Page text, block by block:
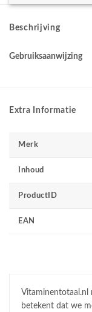
Beschrijving
Gebruiksaanwijzing
Extra Informatie
Merk
Inhoud
ProductID
EAN
Vitaminentotaal.nl
betekent dat we